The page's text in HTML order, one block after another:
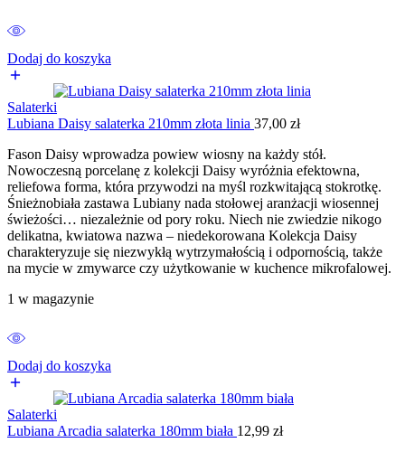
Dodaj do koszyka
Salaterki
Lubiana Daisy salaterka 210mm złota linia 37,00 zł
Fason Daisy wprowadza powiew wiosny na każdy stół.
Nowoczesną porcelanę z kolekcji Daisy wyróżnia efektowna,
reliefowa forma, która przywodzi na myśl rozkwitającą stokrotkę.
Śnieżnobiała zastawa Lubiany nada stołowej aranżacji wiosennej
świeżości… niezależnie od pory roku. Niech nie zwiedzie nikogo
delikatna, kwiatowa nazwa – niedekorowana Kolekcja Daisy
charakteryzuje się niezwykłą wytrzymałością i odpornością, także
na mycie w zmywarce czy użytkowanie w kuchence mikrofalowej.
1 w magazynie
Dodaj do koszyka
Salaterki
Lubiana Arcadia salaterka 180mm biała 12,99 zł